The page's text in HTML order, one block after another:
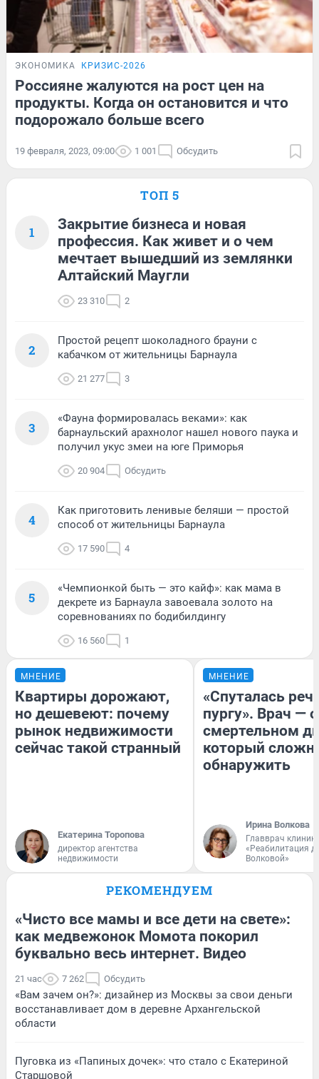
ЭКОНОМИКА КРИЗИС-2026
Россияне жалуются на рост цен на
продукты. Когда он остановится и что
подорожало больше всего
19 февраля, 2023, 09:00 1 001 Обсудить
ТОП 5
1
Закрытие бизнеса и новая
профессия. Как живет и о чем
мечтает вышедший из землянки
Алтайский Маугли
23 310 2
2
Простой рецепт шоколадного брауни с
кабачком от жительницы Барнаула
21 277 3
3
«Фауна формировалась веками»: как
барнаульский арахнолог нашел нового паука и
получил укус змеи на юге Приморья
20 904 Обсудить
4
Как приготовить ленивые беляши — простой
способ от жительницы Барнаула
17 590 4
5
«Чемпионкой быть — это кайф»: как мама в
декрете из Барнаула завоевала золото на
соревнованиях по бодибилдингу
16 560 1
МНЕНИЕ
Квартиры дорожают,
но дешевеют: почему
рынок недвижимости
сейчас такой странный
Екатерина Торопова
директор агентства
недвижимости
МНЕНИЕ
«Спуталась
пургу». Врач — о
смертельном
который
обнаружить
Ирина Волкова
Главврач
«Реабилитация
Волковой»
РЕКОМЕНДУЕМ
«Чисто все мамы и все дети на свете»:
как медвежонок Момота покорил
буквально весь интернет. Видео
21 час 7 262 Обсудить
«Вам зачем он?»: дизайнер из Москвы за свои деньги
восстанавливает дом в деревне Архангельской
области
Пуговка из «Папиных дочек»: что стало с Екатериной
Старшовой